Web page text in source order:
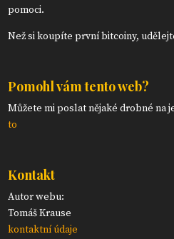
pomoci.
Než si koupíte první bitcoiny,
Pomohl vám tento web?
Můžete mi poslat nějaké drobné na
to
Kontakt
Autor webu:
Tomáš Krause
kontaktní údaje